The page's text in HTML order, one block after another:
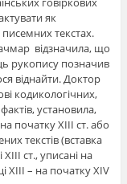
як
писемних текстах.
відзначила, що
рукопису позначив
віднайти. Доктор
кодикологічних,
установила,
початку XІІІ ст. або
текстів (вставка
ст., уписані на
XІІІ – на початку XIV